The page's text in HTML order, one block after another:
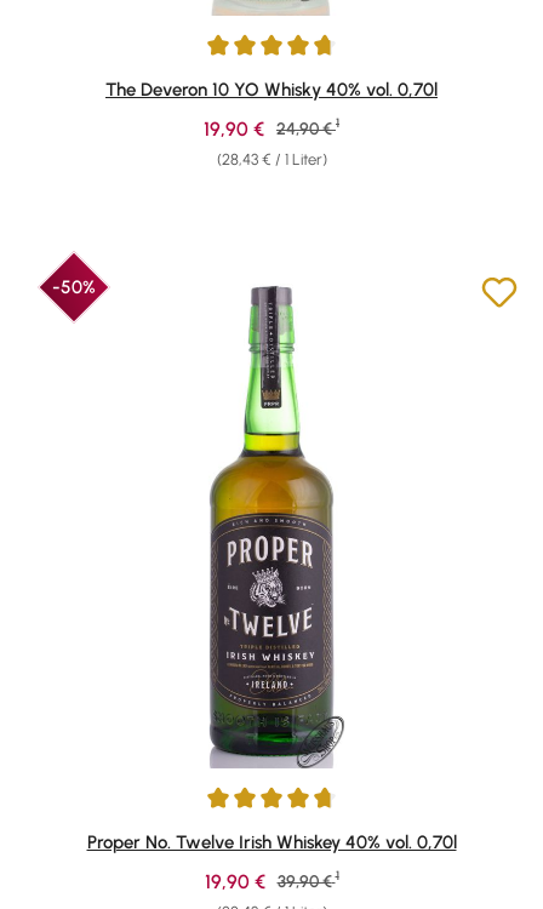
Durchschnittliche Bewertung von 4.74 von 5 Sternen
The Deveron 10 YO Whisky 40% vol. 0,70l
(28,43 € / 1 Liter)
Verkaufspreis:
19,90 € Regulärer Preis:
24,90 € 1
-50%
Durchschnittliche Bewertung von 4.74 von 5 Sternen
Proper No. Twelve Irish Whiskey 40% vol. 0,70l
Verkaufspreis:
19,90 € Regulärer Preis:
39,90 € 1